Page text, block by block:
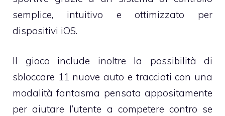
semplice, intuitivo e ottimizzato per
dispositivi iOS.
Il gioco include inoltre la possibilità di
sbloccare 11 nuove auto e tracciati con una
modalità fantasma pensata appositamente
per aiutare l’utente a competere contro se